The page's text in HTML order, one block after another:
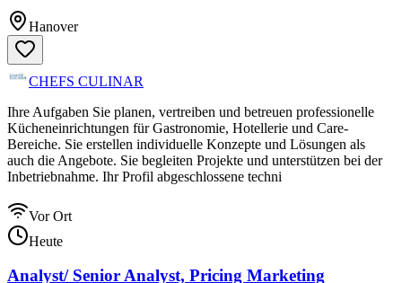
Hanover
CHEFS CULINAR
Ihre Aufgaben Sie planen, vertreiben und betreuen professionelle
Kücheneinrichtungen für Gastronomie, Hotellerie und Care-
Bereiche. Sie erstellen individuelle Konzepte und Lösungen als
auch die Angebote. Sie begleiten Projekte und unterstützen bei der
Inbetriebnahme. Ihr Profil abgeschlossene techni
Vor Ort
Heute
Analyst/ Senior Analyst, Pricing Marketing